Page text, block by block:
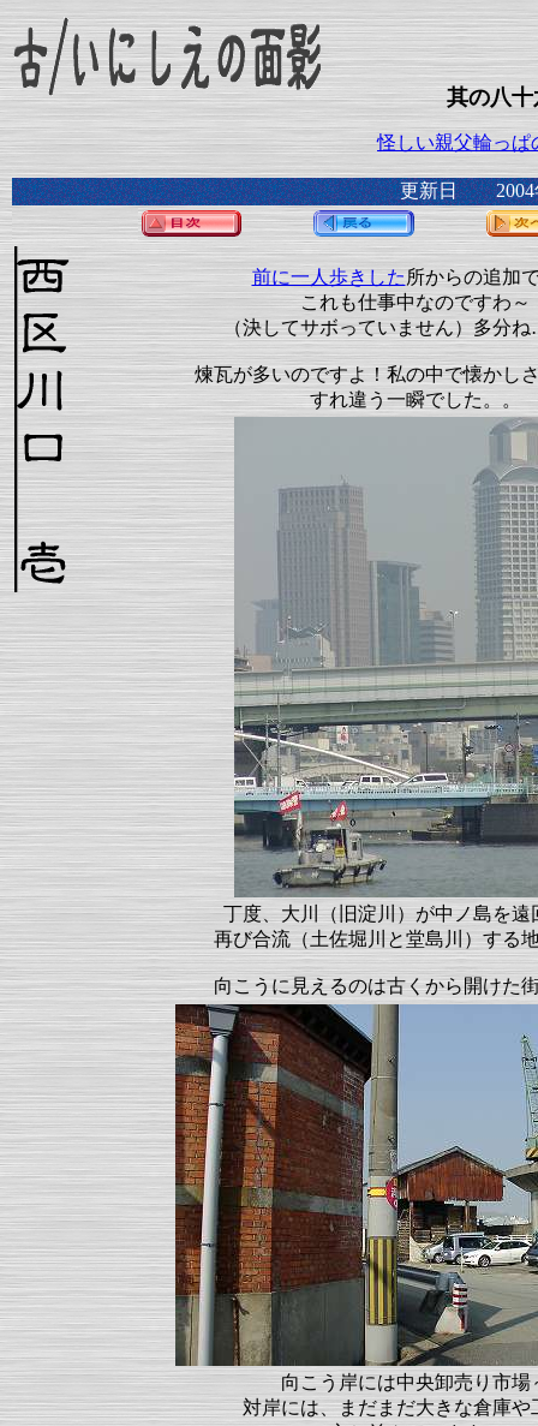
其の八十
怪しい親父輪っぱ
更新日 2004
前に一人歩きした所からの追加
これも仕事中なのですわ～
（決してサボっていません）多分
煉瓦が多いのですよ！私の中で懐かし
すれ違う一瞬でした。。
丁度、大川（旧淀川）が中ノ島を遠
再び合流（土佐堀川と堂島川）する
向こうに見えるのは古くから開けた
向こう岸には中央卸売り市場
対岸には、まだまだ大きな倉庫や